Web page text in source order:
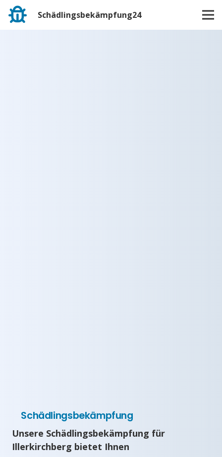
Schädlingsbekämpfung24
Schädlingsbekämpfung
Unsere Schädlingsbekämpfung für
Illerkirchberg bietet Ihnen